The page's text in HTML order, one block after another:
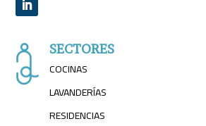
SECTORES
COCINAS
LAVANDERÍAS
RESIDENCIAS